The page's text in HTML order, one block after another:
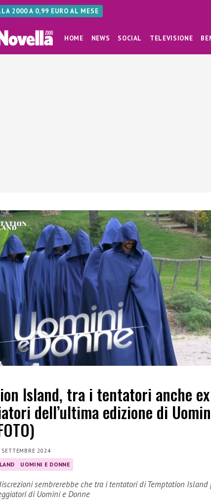
2000 A 0,99 EURO AL MESE
HOME NEWS SOCIAL TELEVISIONE
Island, tra i tentatori anche ex
dell’ultima edizione di
SETTEMBRE 2024
UOMINI E DONNE
sembrerebbe che tra i tentatori di Temptation Island
di Uomini e Donne